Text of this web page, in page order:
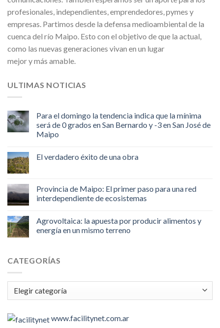
profesionales, independientes, emprendedores, pymes y
empresas. Partimos desde la defensa medioambiental de la
cuenca del río Maipo. Esto con el objetivo de que la actual,
como las nuevas generaciones vivan en un lugar
mejor y más amable.
ULTIMAS NOTICIAS
Para el domingo la tendencia indica que la mínima
será de 0 grados en San Bernardo y -3 en San José de
Maipo
El verdadero éxito de una obra
Provincia de Maipo: El primer paso para una red
interdependiente de ecosistemas
Agrovoltaica: la apuesta por producir alimentos y
energía en un mismo terreno
CATEGORÍAS
Categorías
www.facilitynet.com.ar